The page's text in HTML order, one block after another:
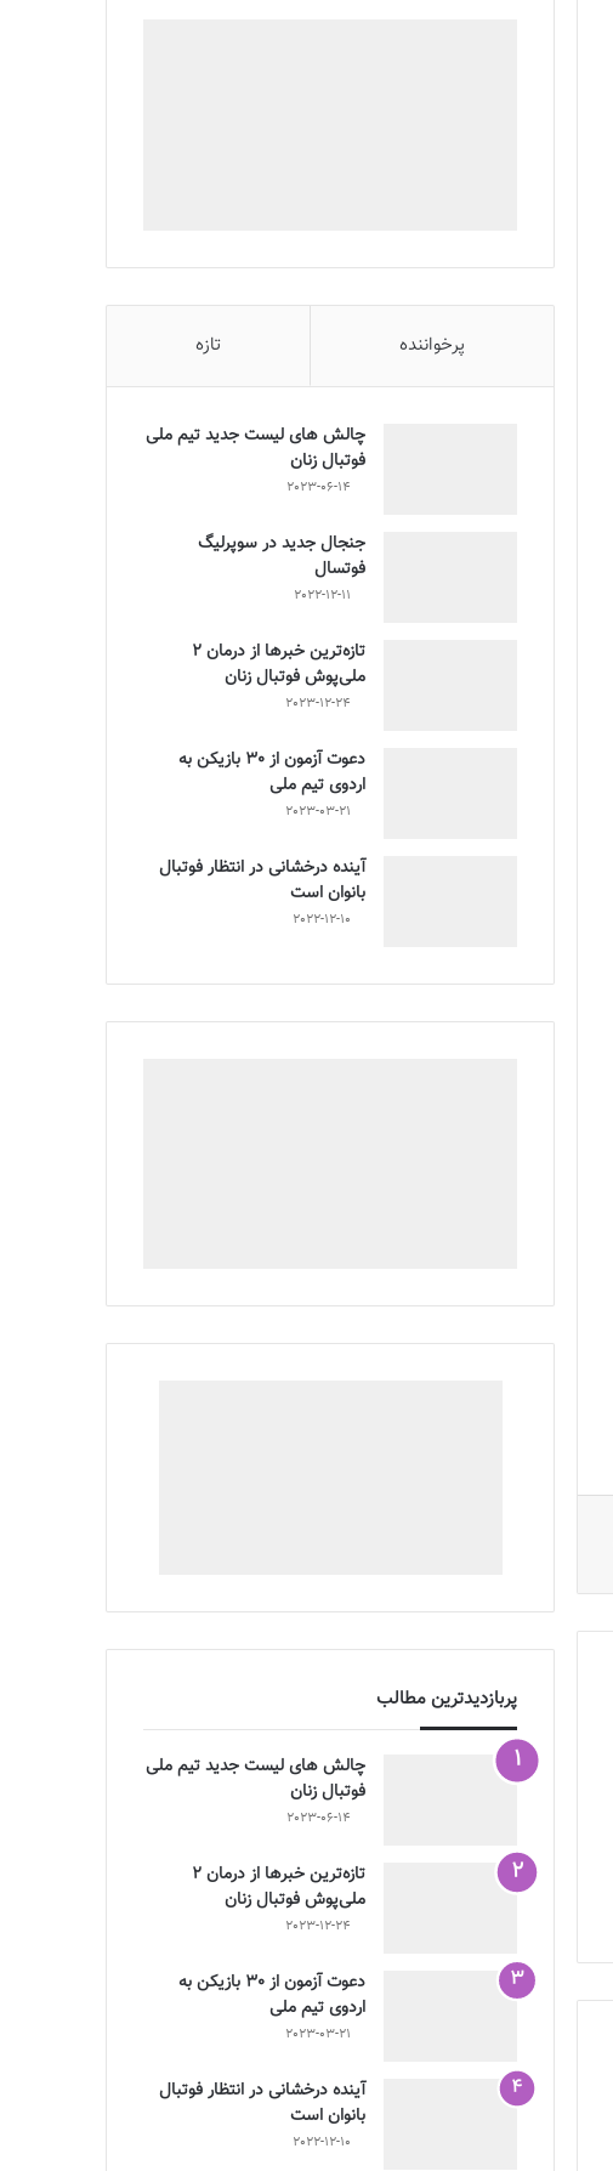
پرخواننده تازه
چالش هاى ليست جدید تيم ملى
فوتبال زنان
2023-06-14
جنجال جدید در سوپرلیگ
فوتسال
2022-12-11
تازه‌ترین خبرها از درمان ۲
ملی‌پوش فوتبال زنان
2023-12-24
دعوت آزمون از 30 بازیکن به
اردوی تیم ملی
2023-03-21
آینده درخشانی در انتظار فوتبال
بانوان است
2022-12-10
پربازدیدترین مطالب
چالش هاى ليست جدید تيم ملى
فوتبال زنان
2023-06-14
تازه‌ترین خبرها از درمان ۲
ملی‌پوش فوتبال زنان
2023-12-24
دعوت آزمون از 30 بازیکن به
اردوی تیم ملی
2023-03-21
آینده درخشانی در انتظار فوتبال
بانوان است
2022-12-10